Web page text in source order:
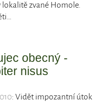
lokalitě zvané Homole.
obecný -
nisus
: Vidět impozantní útok